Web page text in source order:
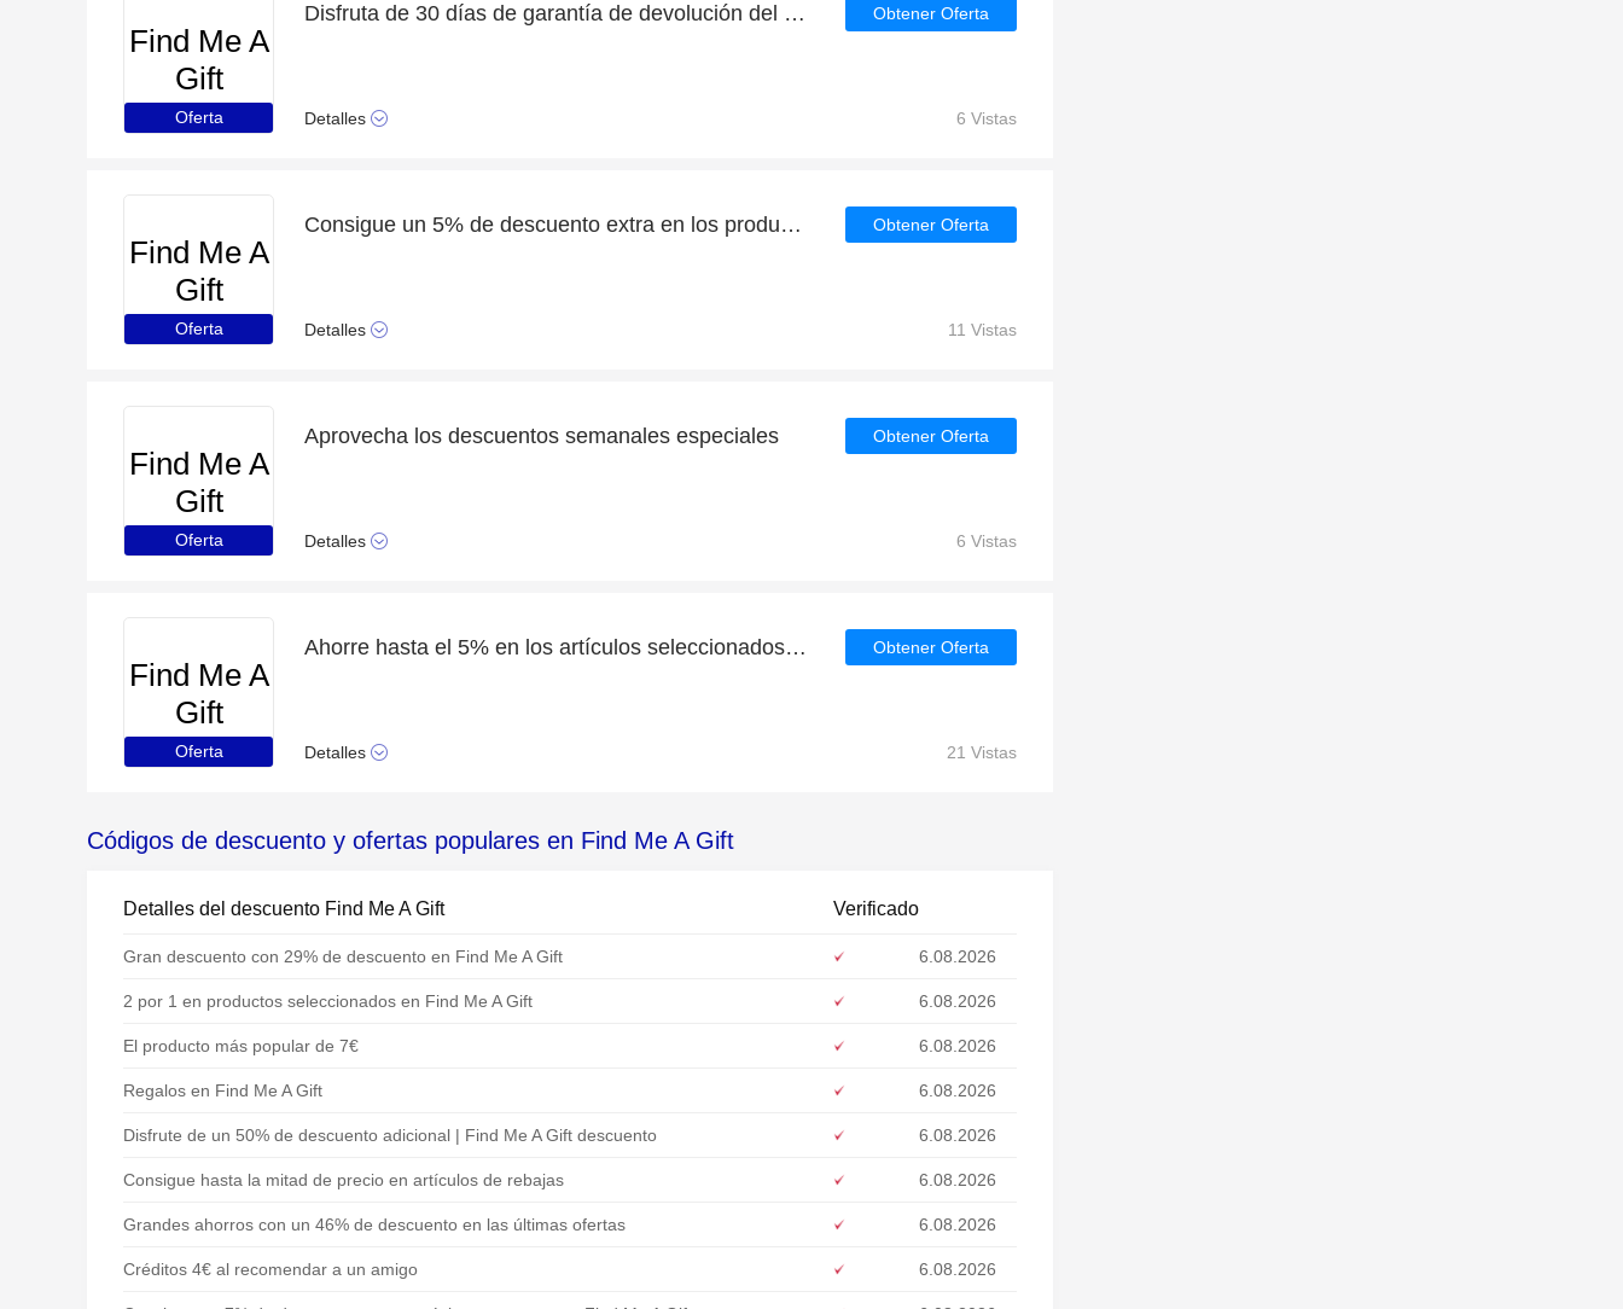
Find Me A
Gift
Oferta
Disfruta de 30 días de garantía de devolución del dinero | descuento continuo
Detalles
Obtener Oferta
6 Vistas
Find Me A
Gift
Oferta
Consigue un 5% de descuento extra en los productos de Find Me A Gift
Detalles
Obtener Oferta
11 Vistas
Find Me A
Gift
Oferta
Aprovecha los descuentos semanales especiales
Detalles
Obtener Oferta
6 Vistas
Find Me A
Gift
Oferta
Ahorre hasta el 5% en los artículos seleccionados | fin en breve
Detalles
Obtener Oferta
21 Vistas
Códigos de descuento y ofertas populares en Find Me A Gift
Detalles del descuento Find Me A Gift Verificado
Gran descuento con 29% de descuento en Find Me A Gift 6.08.2026
2 por 1 en productos seleccionados en Find Me A Gift 6.08.2026
El producto más popular de 7€ 6.08.2026
Regalos en Find Me A Gift 6.08.2026
Disfrute de un 50% de descuento adicional | Find Me A Gift descuento 6.08.2026
Consigue hasta la mitad de precio en artículos de rebajas 6.08.2026
Grandes ahorros con un 46% de descuento en las últimas ofertas 6.08.2026
Créditos 4€ al recomendar a un amigo 6.08.2026